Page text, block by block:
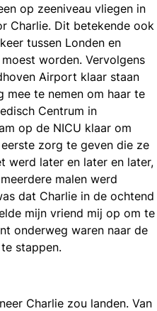
op zeeniveau vliegen in
Charlie. Dit betekende ook
tussen Londen en
worden. Vervolgens
Airport klaar staan
mee te nemen om haar te
Centrum in
op de NICU klaar om
zorg te geven die ze
werd later en later en later,
malen werd
dat Charlie in de ochtend
mijn vriend mij op om te
onderweg waren naar de
stappen.
Charlie zou landen. Van